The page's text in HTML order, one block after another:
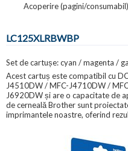
Acoperire (pagini/
LC125XLRBWBP
Set de cartușe: cyan / magenta /
Acest cartuș este compatibil cu
J4510DW / MFC-J4710DW /
J6920DW și are o capacitate de
de cerneală Brother sunt
imprimantele noastre, oferind